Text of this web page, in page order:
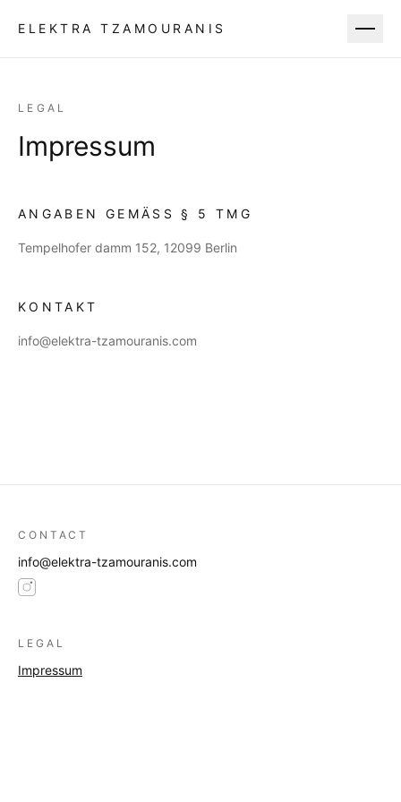
ELEKTRA TZAMOURANIS
LEGAL
Impressum
ANGABEN GEMÄSS § 5 TMG
Tempelhofer damm 152, 12099 Berlin
KONTAKT
info@elektra-tzamouranis.com
CONTACT
info@elektra-tzamouranis.com
LEGAL
Impressum